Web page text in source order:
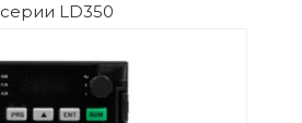
серии LD350